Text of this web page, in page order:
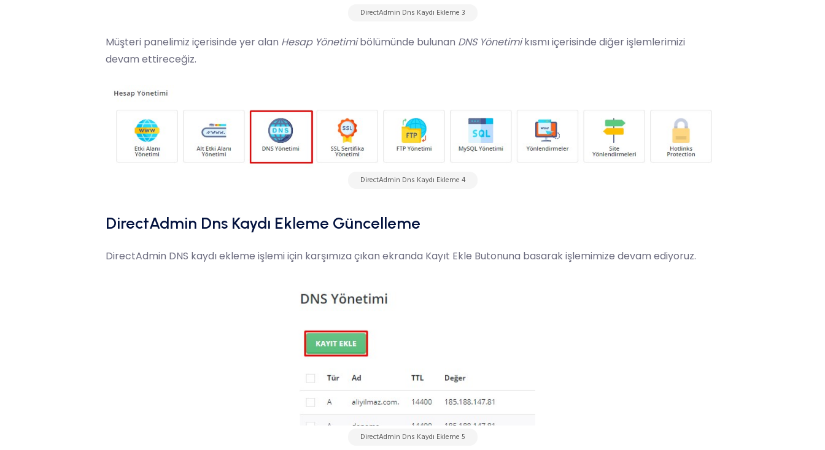
DirectAdmin Dns Kaydı Ekleme 3
Müşteri panelimiz içerisinde yer alan Hesap Yönetimibölümünde bulunan DNS Yönetimikısmı içerisinde diğer işlemlerimizi
devam ettireceğiz.
DirectAdmin Dns Kaydı Ekleme 4
DirectAdmin Dns Kaydı Ekleme Güncelleme
DirectAdmin DNS kaydı ekleme işlemi için karşımıza çıkan ekranda Kayıt Ekle Butonuna basarak işlemimize devam ediyoruz.
DirectAdmin Dns Kaydı Ekleme 5